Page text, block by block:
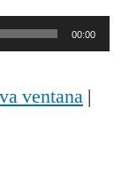
00:00
ventana |